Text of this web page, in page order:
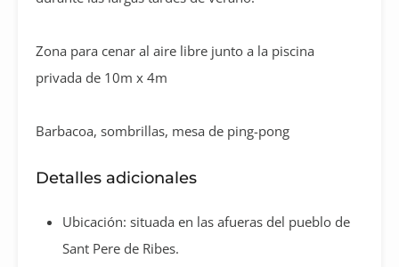
Zona para cenar al aire libre junto a la piscina
privada de 10m x 4m
Barbacoa, sombrillas, mesa de ping-pong
Detalles adicionales
Ubicación: situada en las afueras del pueblo de
Sant Pere de Ribes.